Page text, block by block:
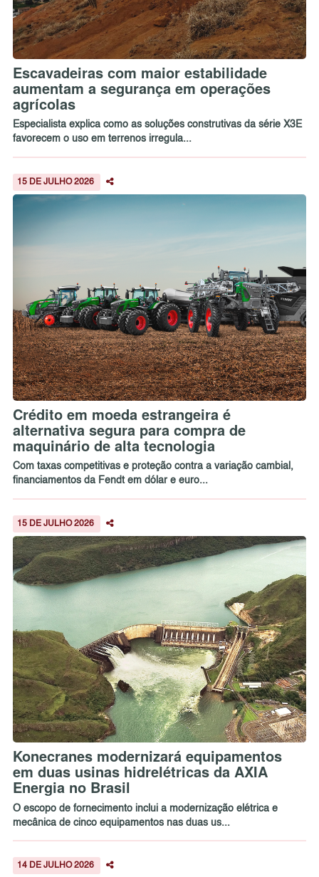
Escavadeiras com maior estabilidade
aumentam a segurança em operações
agrícolas
Especialista explica como as soluções construtivas da série X3E
favorecem o uso em terrenos irregula...
15 DE JULHO 2026
Crédito em moeda estrangeira é
alternativa segura para compra de
maquinário de alta tecnologia
Com taxas competitivas e proteção contra a variação cambial,
financiamentos da Fendt em dólar e euro...
15 DE JULHO 2026
Konecranes modernizará equipamentos
em duas usinas hidrelétricas da AXIA
Energia no Brasil
O escopo de fornecimento inclui a modernização elétrica e
mecânica de cinco equipamentos nas duas us...
14 DE JULHO 2026